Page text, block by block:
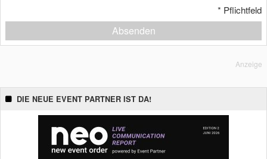
* Pflichtfeld
Absenden
Anzeige
DIE NEUE EVENT PARTNER IST DA!